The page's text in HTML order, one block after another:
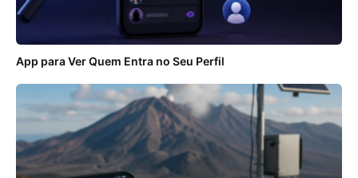
App para Ver Quem Entra no Seu Perfil